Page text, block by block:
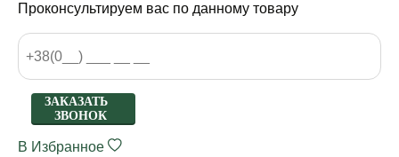
Проконсультируем вас по данному товару
ЗАКАЗАТЬ
ЗВОНОК
В Избранное